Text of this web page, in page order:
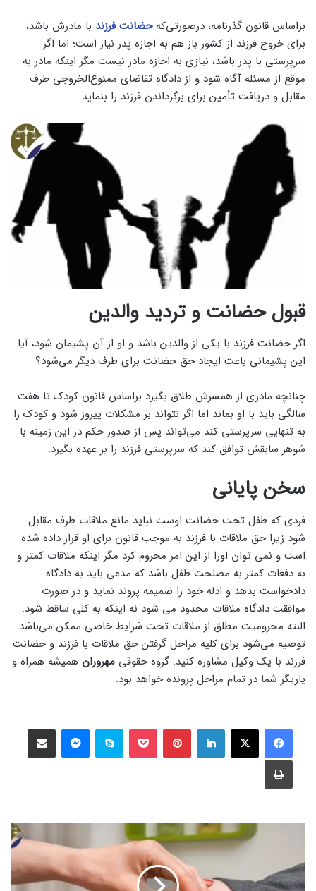
براساس قانون گذرنامه، درصورتی‌که حضانت فرزند با مادرش باشد،
برای خروج فرزند از کشور باز هم به اجازه پدر نیاز است؛ اما اگر
سرپرستی با پدر باشد، نیازی به اجازه مادر نیست مگر اینکه مادر به
موقع از مسئله آگاه شود و از دادگاه تقاضای ممنوع‌الخروجی طرف
مقابل و دریافت تأمین برای برگرداندن فرزند را بنماید.
قبول حضانت و تردید والدین
اگر حضانت فرزند با یکی از والدین باشد و او از آن پشیمان شود، آیا
این پشیمانی باعث ایجاد حق حضانت برای طرف دیگر می‌شود؟
چنانچه مادری از همسرش طلاق بگیرد براساس قانون کودک تا هفت
سالگی باید با او بماند اما اگر نتواند بر مشکلات پیروز شود و کودک را
به تنهایی سرپرستی کند می‌تواند پس از صدور حکم در این زمینه با
شوهر سابقش توافق کند که سرپرستی فرزند را بر عهده بگیرد.
سخن پایانی
فردی که طفل تحت حضانت اوست نباید مانع ملاقات طرف مقابل
شود زیرا حق ملاقات با فرزند به موجب قانون برای او قرار داده شده
است و نمی توان اورا از این امر محروم کرد مگر اینکه ملاقات کمتر و
به دفعات کمتر به مصلحت طفل باشد که مدعی باید به دادگاه
دادخواست بدهد و ادله خود را ضمیمه پروند نماید و در صورت
موافقت دادگاه ملاقات محدود می شود نه اینکه به کلی ساقط شود.
البته محرومیت مطلق از ملاقات تحت شرایط خاصی ممکن می‌باشد.
توصیه می‌شود برای کلیه مراحل گرفتن حق ملاقات با فرزند و حضانت
فرزند با یک وکیل مشاوره کنید. گروه حقوقی مهروران همیشه همراه و
یاریگر شما در تمام مراحل پرونده خواهد بود.
فیس بوک X لینکدین ‫پین‌ترستپاکت Skype
Messengerاشتراک گذاری از طریق ایمیل
چاپ
ازدواج